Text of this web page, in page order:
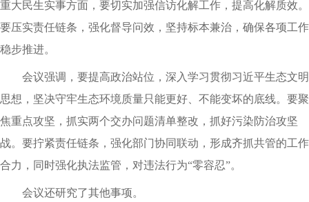
重大民生实事方面，要切实加强信访化解工作，提高化解质效。
要压实责任链条，强化督导问效，坚持标本兼治，确保各项工作
稳步推进。
会议强调，要提高政治站位，深入学习贯彻习近平生态文明
思想，坚决守牢生态环境质量只能更好、不能变坏的底线。要聚
焦重点攻坚，抓实两个交办问题清单整改，抓好污染防治攻坚
战。要拧紧责任链条，强化部门协同联动，形成齐抓共管的工作
合力，同时强化执法监管，对违法行为“零容忍”。
会议还研究了其他事项。